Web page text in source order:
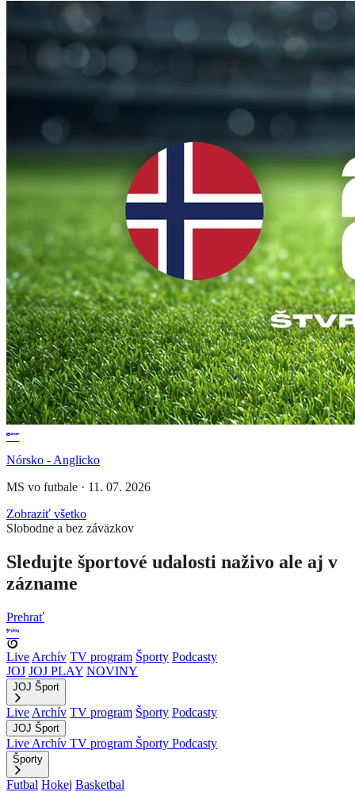
Nórsko - Anglicko
MS vo futbale · 11. 07. 2026
Zobraziť všetko
Slobodne a bez záväzkov
Sledujte športové udalosti naživo ale aj v
zázname
Prehrať
Live Archív TV program Športy Podcasty
JOJ JOJ PLAY NOVINY
JOJ Šport
Live Archív TV program Športy Podcasty
JOJ Šport
Live Archív TV program Športy Podcasty
Športy
Futbal Hokej Basketbal